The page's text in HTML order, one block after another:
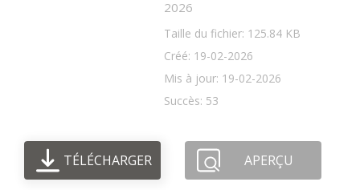
2026
Taille du fichier: 125.84 KB
Créé: 19-02-2026
Mis à jour: 19-02-2026
Succès: 53
TÉLÉCHARGER APERÇU